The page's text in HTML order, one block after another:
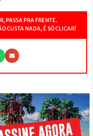
PASSA PRA FRENTE.
CUSTA NADA, É SÓ CLICAR!